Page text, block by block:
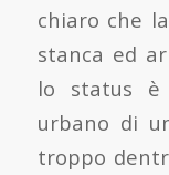
chiaro che
stanca ed
lo status è
urbano di
troppo